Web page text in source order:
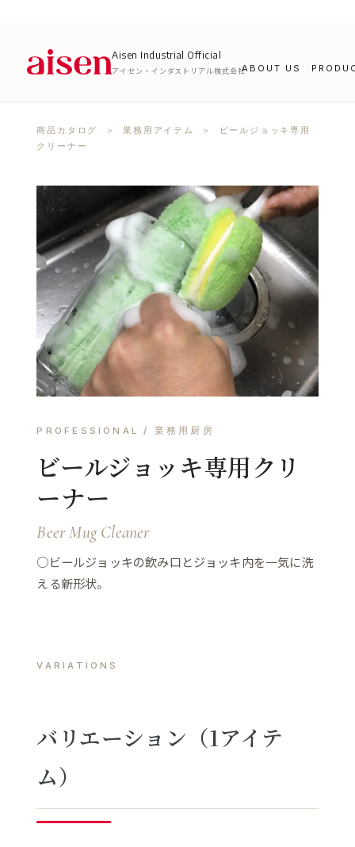
Aisen Industrial Official
アイセン・インダストリアル株式会社ABOUT US
商品カタログ ＞業務用アイテム
＞ ビールジョッキ専用
クリーナー
PROFESSIONAL / 業務用厨房
ビールジョッキ専用クリ
ーナー
Beer Mug Cleaner
○ビールジョッキの飲み口とジョッキ内を一気に洗
える新形状。
VARIATIONS
バリエーション（1アイテ
ム）